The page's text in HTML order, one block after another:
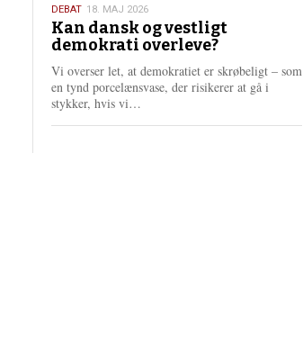
18.
maj
2026
DEBAT 18. MAJ 2026
Kan dansk og vestligt
demokrati overleve?
Vi overser let, at demokratiet er skrøbeligt – som
en tynd porcelænsvase, der risikerer at gå i
stykker, hvis vi…